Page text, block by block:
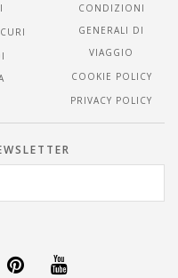
CONDIZIONI
GENERALI DI
VIAGGIO
COOKIE POLICY
PRIVACY POLICY